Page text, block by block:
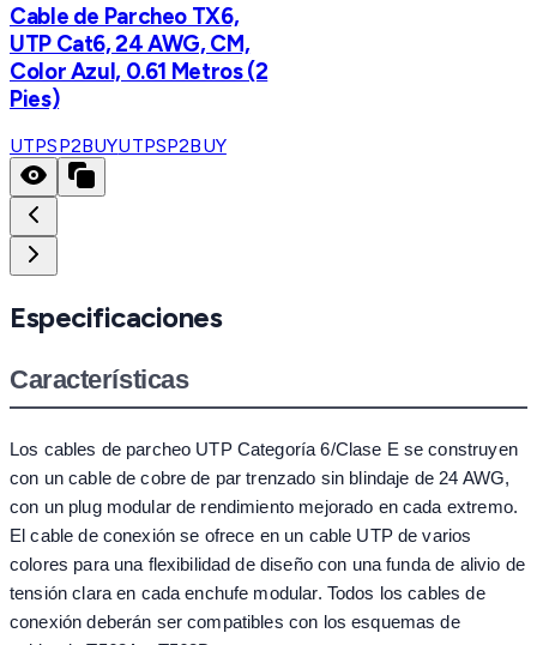
Cable de Parcheo TX6,
UTP Cat6, 24 AWG, CM,
Color Azul, 0.61 Metros (2
Pies)
UTPSP2BUYUTPSP2BUY
Especificaciones
Características
Los cables de parcheo UTP Categoría 6/Clase E se construyen
con un cable de cobre de par trenzado sin blindaje de 24 AWG,
con un plug modular de rendimiento mejorado en cada extremo.
El cable de conexión se ofrece en un cable UTP de varios
colores para una flexibilidad de diseño con una funda de alivio de
tensión clara en cada enchufe modular. Todos los cables de
conexión deberán ser compatibles con los esquemas de